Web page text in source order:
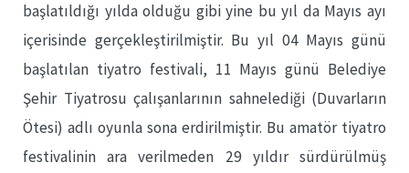
başlatıldığı yılda olduğu gibi yine bu yıl da Mayıs ayı
içerisinde gerçekleştirilmiştir. Bu yıl 04 Mayıs günü
başlatılan tiyatro festivali, 11 Mayıs günü Belediye
Şehir Tiyatrosu çalışanlarının sahnelediği (Duvarların
Ötesi) adlı oyunla sona erdirilmiştir. Bu amatör tiyatro
festivalinin ara verilmeden 29 yıldır sürdürülmüş